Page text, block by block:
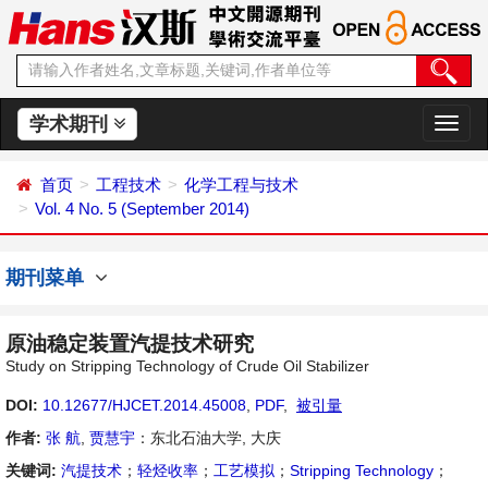
学术期刊
切
换
首页 工程技术
化学工程与技术
Vol. 4 No. 5 (September 2014)
期刊菜单
原油稳定装置汽提技术研究
Study on Stripping Technology of Crude Oil Stabilizer
DOI: 10.12677/HJCET.2014.45008 PDF,
被引量
作者: 张 航 贾慧宇 ：东北石油大学, 大庆
关键词: 汽提技术 ； 轻烃收率 ； 工艺模拟 ； Stripping Technology ；